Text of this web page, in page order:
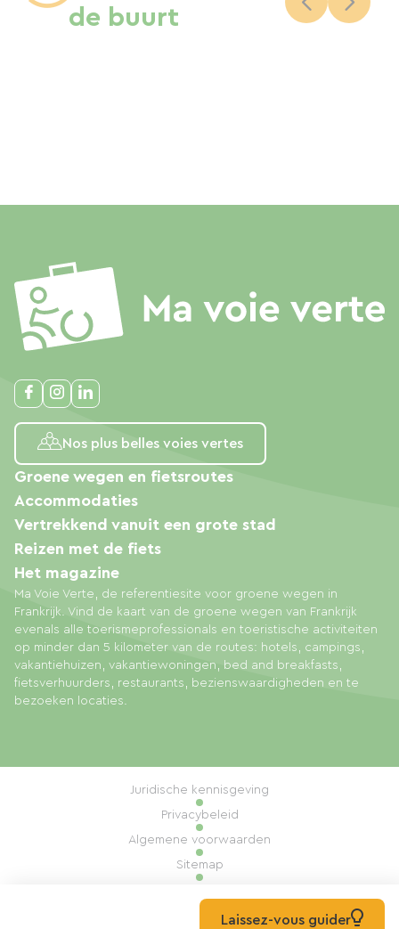
de buurt
Nos plus belles voies vertes
Ma Voie Verte, de referentiesite voor groene wegen in
Frankrijk. Vind de kaart van de groene wegen van Frankrijk
evenals alle toerismeprofessionals en toeristische activiteiten
op minder dan 5 kilometer van de routes: hotels, campings,
vakantiehuizen, vakantiewoningen, bed and breakfasts,
fietsverhuurders, restaurants, bezienswaardigheden en te
bezoeken locaties.
Groene wegen en fietsroutes
Accommodaties
Vertrekkend vanuit een grote stad
Reizen met de fiets
Het magazine
Juridische kennisgeving
Privacybeleid
Algemene voorwaarden
Sitemap
Realisatie: Mill, PrivasLaissez-vous guider